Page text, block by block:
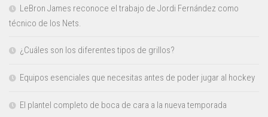
LeBron James reconoce el trabajo de Jordi Fernández como
técnico de los Nets.
¿Cuáles son los diferentes tipos de grillos?
Equipos esenciales que necesitas antes de poder jugar al hockey
El plantel completo de boca de cara a la nueva temporada